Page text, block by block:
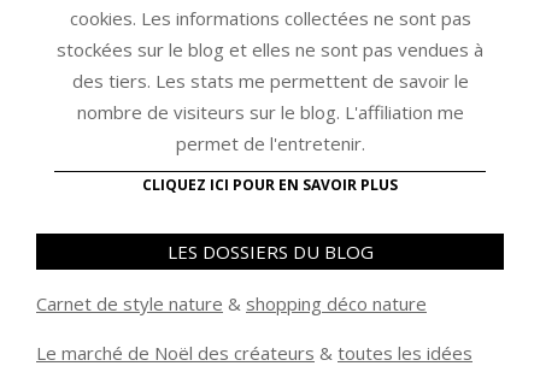
cookies. Les informations collectées ne sont pas
stockées sur le blog et elles ne sont pas vendues à
des tiers. Les stats me permettent de savoir le
nombre de visiteurs sur le blog. L'affiliation me
permet de l'entretenir.
CLIQUEZ ICI POUR EN SAVOIR PLUS
LES DOSSIERS DU BLOG
Carnet de style nature & shopping déco nature
Le marché de Noël des créateurs & toutes les idées